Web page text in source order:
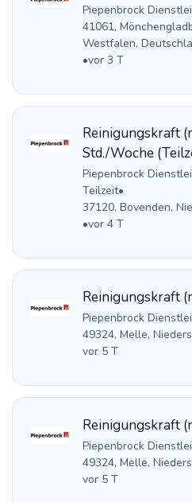
Piepenbrock
41061,
Westfalen,
•vor 3 T
Reinigungskraft
Std./Woche
Piepenbrock
Teilzeit•
37120, Bovenden,
•vor 4 T
Reinigungskraft
Piepenbrock
49324, Melle,
vor 5 T
Reinigungskraft
Piepenbrock
49324, Melle,
vor 5 T